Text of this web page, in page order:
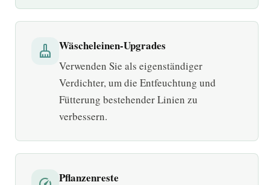
cleaning_services Wäscheleinen-Upgrades
Verwenden Sie als eigenständiger
Verdichter, um die Entfeuchtung und
Fütterung bestehender Linien zu
verbessern.
Pflanzenreste